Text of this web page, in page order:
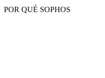
POR QUÉ SOPHOS